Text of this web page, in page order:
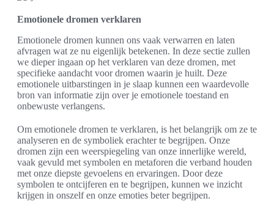
Emotionele dromen verklaren
Emotionele dromen kunnen ons vaak verwarren en laten
afvragen wat ze nu eigenlijk betekenen. In deze sectie zullen
we dieper ingaan op het verklaren van deze dromen, met
specifieke aandacht voor dromen waarin je huilt. Deze
emotionele uitbarstingen in je slaap kunnen een waardevolle
bron van informatie zijn over je emotionele toestand en
onbewuste verlangens.
Om emotionele dromen te verklaren, is het belangrijk om ze te
analyseren en de symboliek erachter te begrijpen. Onze
dromen zijn een weerspiegeling van onze innerlijke wereld,
vaak gevuld met symbolen en metaforen die verband houden
met onze diepste gevoelens en ervaringen. Door deze
symbolen te ontcijferen en te begrijpen, kunnen we inzicht
krijgen in onszelf en onze emoties beter begrijpen.